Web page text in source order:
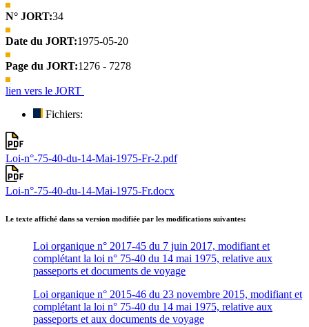
N° JORT:34
Date du JORT:1975-05-20
Page du JORT:1276 - 7278
lien vers le JORT
Fichiers:
Loi-n°-75-40-du-14-Mai-1975-Fr-2.pdf
Loi-n°-75-40-du-14-Mai-1975-Fr.docx
Le texte affiché dans sa version modifiée par les modifications suivantes:
Loi organique n° 2017-45 du 7 juin 2017, modifiant et
complétant la loi n° 75-40 du 14 mai 1975, relative aux
passeports et documents de voyage
Loi organique n° 2015-46 du 23 novembre 2015, modifiant et
complétant la loi n° 75-40 du 14 mai 1975, relative aux
passeports et aux documents de voyage